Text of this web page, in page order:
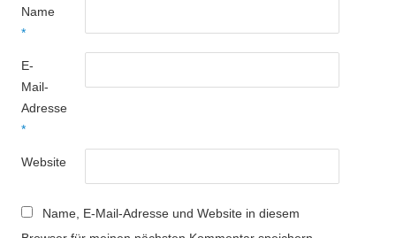
Name
*
E-
Mail-
Adresse
*
Website
Name, E-Mail-Adresse und Website in diesem